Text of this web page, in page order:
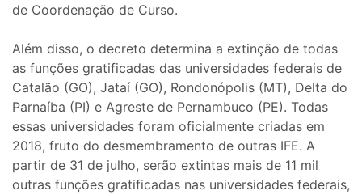
de Coordenação de Curso.
Além disso, o decreto determina a extinção de todas
as funções gratificadas das universidades federais de
Catalão (GO), Jataí (GO), Rondonópolis (MT), Delta do
Parnaíba (PI) e Agreste de Pernambuco (PE). Todas
essas universidades foram oficialmente criadas em
2018, fruto do desmembramento de outras IFE. A
partir de 31 de julho, serão extintas mais de 11 mil
outras funções gratificadas nas universidades federais,